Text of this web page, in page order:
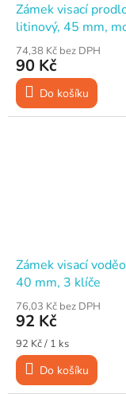
Zámek visací
litinový, 45 mm,
klíče
74,38 Kč bez DPH
90 Kč
Do košíku
Zámek visací
40 mm, 3 klíče
76,03 Kč bez DPH
92 Kč
Měrná
cena:
92 Kč / 1 ks
Do košíku